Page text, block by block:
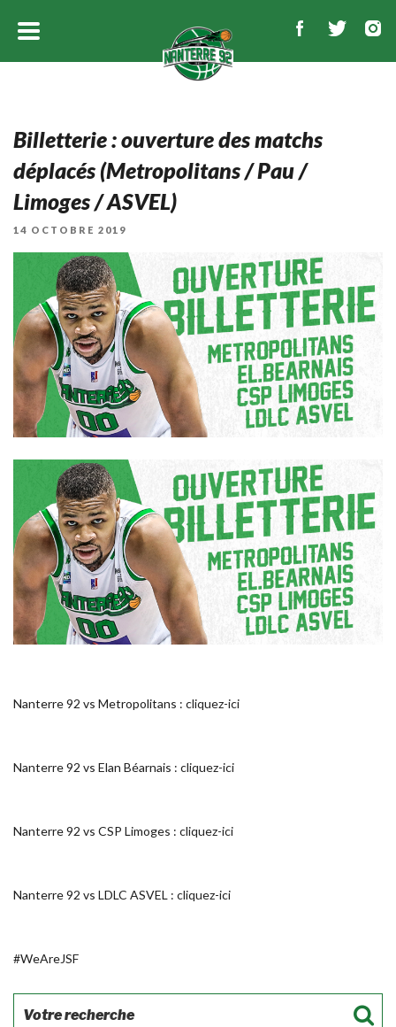
Billetterie : ouverture des matchs
déplacés (Metropolitans / Pau /
Limoges / ASVEL)
PUBLIÉ
14 OCTOBRE 2019
Nanterre 92 vs Metropolitans : cliquez-ici
Nanterre 92 vs Elan Béarnais : cliquez-ici
Nanterre 92 vs CSP Limoges : cliquez-ici
Nanterre 92 vs LDLC ASVEL : cliquez-ici
#WeAreJSF